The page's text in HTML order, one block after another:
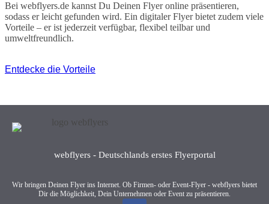
Bei webflyers.de kannst Du Deinen Flyer online präsentieren,
sodass er leicht gefunden wird. Ein digitaler Flyer bietet zudem viele
Vorteile – er ist jederzeit verfügbar, flexibel teilbar und
umweltfreundlich.
Entdecke die Vorteile
webflyers - Deutschlands erstes Flyerportal
Wir bringen Deinen Flyer ins Internet. Ob Firmen- oder Event-Flyer - webflyers bietet
Dir die Möglichkeit, Dein Unternehmen oder Event zu präsentieren.